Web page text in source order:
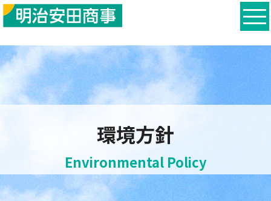
環境方針
Environmental Policy